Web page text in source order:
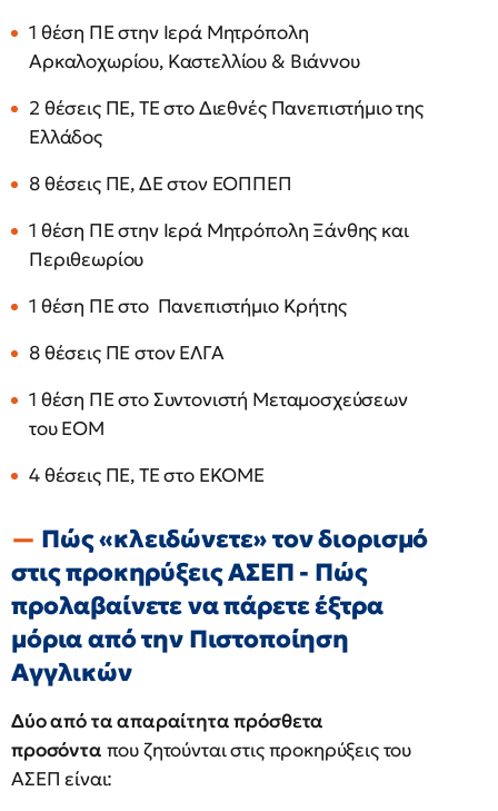
1 θέση ΠΕ στην Ιερά Μητρόπολη
Αρκαλοχωρίου, Καστελλίου & Βιάννου
2 θέσεις ΠΕ, ΤΕ στο Διεθνές Πανεπιστήμιο της
Ελλάδος
8 θέσεις ΠΕ, ΔΕ στον ΕΟΠΠΕΠ
1 θέση ΠΕ στην Ιερά Μητρόπολη Ξάνθης και
Περιθεωρίου
1 θέση ΠΕ στο Πανεπιστήμιο Κρήτης
8 θέσεις ΠΕ στον ΕΛΓΑ
1 θέση ΠΕ στο Συντονιστή Μεταμοσχεύσεων
του ΕΟΜ
4 θέσεις ΠΕ, ΤΕ στο ΕΚΟΜΕ
Πώς «κλειδώνετε» τον διορισμό
στις προκηρύξεις ΑΣΕΠ - Πώς
προλαβαίνετε να πάρετε έξτρα
μόρια από την Πιστοποίηση
Αγγλικών
Δύο από τα απαραίτητα πρόσθετα
προσόντα που ζητούνται στις προκηρύξεις του
ΑΣΕΠ είναι: